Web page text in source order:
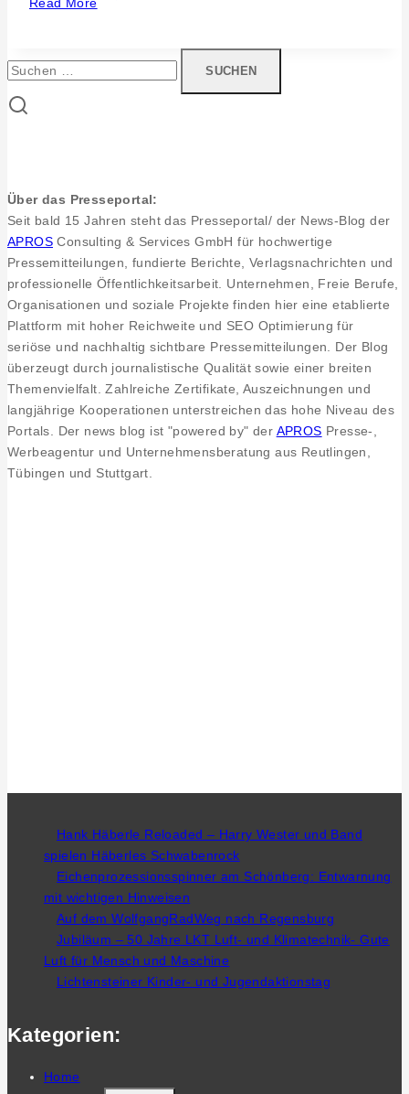
Joey
Suchen
nach:
Über das Presseportal:
Seit bald 15 Jahren steht das Presseportal/ der News-Blog der
APROS Consulting & Services GmbH für hochwertige
Pressemitteilungen, fundierte Berichte, Verlagsnachrichten und
professionelle Öffentlichkeitsarbeit. Unternehmen, Freie Berufe,
Organisationen und soziale Projekte finden hier eine etablierte
Plattform mit hoher Reichweite und SEO Optimierung für
seriöse und nachhaltig sichtbare Pressemitteilungen. Der Blog
überzeugt durch journalistische Qualität sowie einer breiten
Themenvielfalt. Zahlreiche Zertifikate, Auszeichnungen und
langjährige Kooperationen unterstreichen das hohe Niveau des
Portals. Der news blog ist "powered by" der APROS Presse-,
Werbeagentur und Unternehmensberatung aus Reutlingen,
Tübingen und Stuttgart.
Hank Häberle Reloaded – Harry Wester und Band
spielen Häberles Schwabenrock
Eichenprozessionsspinner am Schönberg: Entwarnung
mit wichtigen Hinweisen
Auf dem WolfgangRadWeg nach Regensburg
Jubiläum – 50 Jahre LKT Luft- und Klimatechnik- Gute
Luft für Mensch und Maschine
Lichtensteiner Kinder- und Jugendaktionstag
Kategorien:
Home